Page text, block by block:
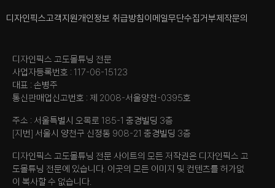
디자인픽스고객지원개인정보 취급방침이메일무단수집거부제작문의
디자인픽스 고도몰튜닝 전문
사업자등록번호 : 117-06-15123
대표 : 손병주
통신판매업신고번호 : 제 2008-서울양천-0395호
주소 : 서울특별시 오목로 185-1 충경빌딩 3층
[지번] 서울시 양천구 신정동 908-21 충경빌딩 3층
디자인픽스 고도몰튜닝 전문 사이트의 모든 저작권은 디자인픽스 고
도몰튜닝 전문에 있습니다. 이곳의 모든 이미지 및 컨텐츠를 허가없
이 복사할 수 없습니다.